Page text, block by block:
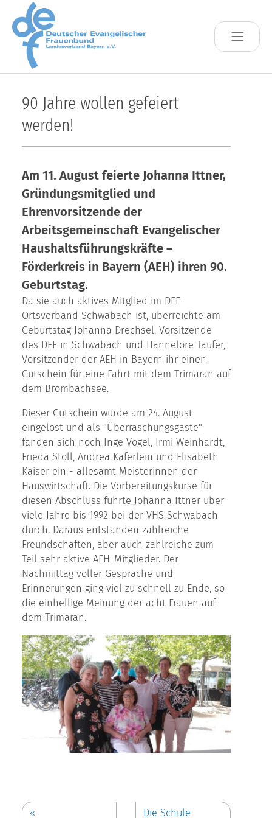
Skip to main content
90 Jahre wollen gefeiert
werden!
Am 11. August feierte Johanna Ittner,
Gründungsmitglied und
Ehrenvorsitzende der
Arbeitsgemeinschaft Evangelischer
Haushaltsführungskräfte –
Förderkreis in Bayern (AEH) ihren 90.
Geburtstag.
Da sie auch aktives Mitglied im DEF-
Ortsverband Schwabach ist, überreichte am
Geburtstag Johanna Drechsel, Vorsitzende
des DEF in Schwabach und Hannelore Täufer,
Vorsitzender der AEH in Bayern ihr einen
Gutschein für eine Fahrt mit dem Trimaran auf
dem Brombachsee.
Dieser Gutschein wurde am 24. August
eingelöst und als "Überraschungsgäste"
fanden sich noch Inge Vogel, Irmi Weinhardt,
Frieda Stoll, Andrea Käferlein und Elisabeth
Kaiser ein - allesamt Meisterinnen der
Hauswirtschaft. Die Vorbereitungskurse für
diesen Abschluss führte Johanna Ittner über
viele Jahre bis 1992 bei der VHS Schwabach
durch. Daraus entstanden zahlreiche
Freundschaften, aber auch zahlreiche zum
Teil sehr aktive AEH-Mitglieder. Der
Nachmittag voller Gespräche und
Erinnerungen ging viel zu schnell zu Ende, so
die einhellige Meinung der acht Frauen auf
dem Trimaran.
« Die Schule